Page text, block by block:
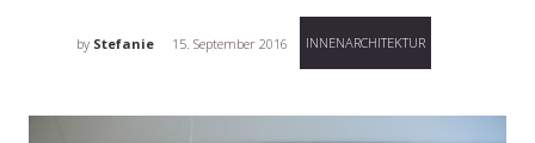
by Stefanie 15. September 2016 INNENARCHITEKTUR